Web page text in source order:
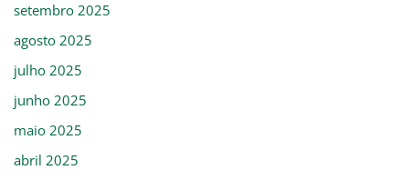
setembro 2025
agosto 2025
julho 2025
junho 2025
maio 2025
abril 2025